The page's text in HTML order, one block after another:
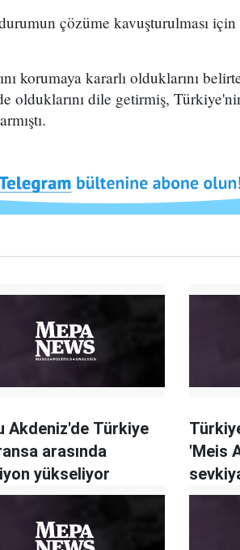
çözüme kavuşturulması
korumaya kararlı olduklarını
olduklarını dile getirmiş,
Akdeniz'de Türkiye
arasında
yükseliyor
'Meis